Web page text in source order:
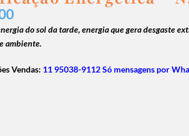
do sol da tarde, energia que gera desgaste
ambiente.
Vendas: 11 95038-9112 Só mensagens por